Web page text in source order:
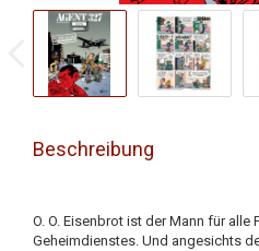
Beschreibung
O. O. Eisenbrot ist der Mann für
Geheimdienstes. Und angesichts